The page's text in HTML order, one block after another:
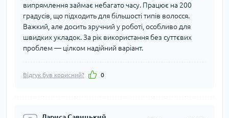
випрямлення займає небагато часу. Працює на 200
градусів, що підходить для більшості типів волосся.
Важкий, але досить зручний у роботі, особливо для
швидких укладок. За рік використання без суттєвих
проблем — цілком надійний варіант.
Відгук був корисний? 0